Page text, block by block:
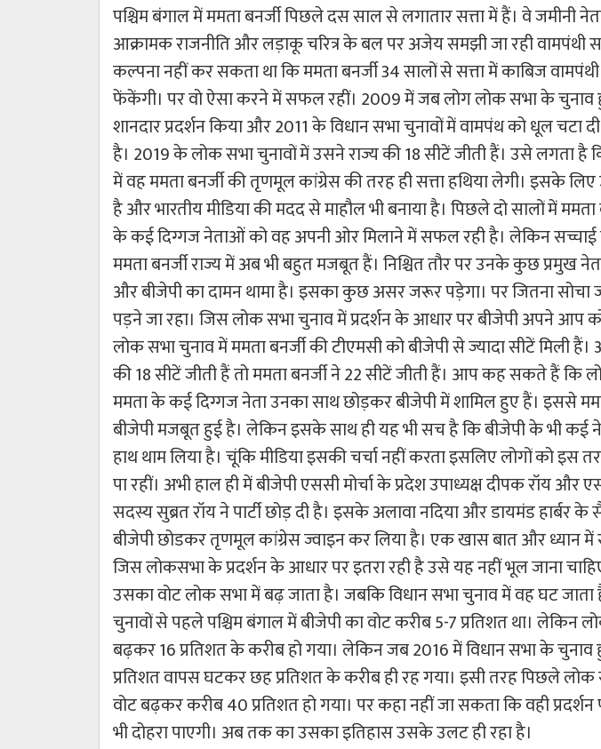
पश्चिम बंगाल में ममता बनर्जी पिछले दस साल से लगातार सत्ता में हैं। वे जमीनी
आक्रामक राजनीति और लड़ाकू चरित्र के बल पर अजेय समझी जा रही वामपंथी
कल्पना नहीं कर सकता था कि ममता बनर्जी 34 सालों से सत्ता में काबिज
फेंकेंगी। पर वो ऐसा करने में सफल रहीं। 2009 में जब लोग लोक सभा के चुनाव
शानदार प्रदर्शन किया और 2011 के विधान सभा चुनावों में वामपंथ को धूल चटा
है। 2019 के लोक सभा चुनावों में उसने राज्य की 18 सीटें जीती हैं। उसे लगता है
में वह ममता बनर्जी की तृणमूल कांग्रेस की तरह ही सत्ता हथिया लेगी। इसके
है और भारतीय मीडिया की मदद से माहौल भी बनाया है। पिछले दो सालों में ममता
के कई दिग्गज नेताओं को वह अपनी ओर मिलाने में सफल रही है। लेकिन सच्चाई
ममता बनर्जी राज्य में अब भी बहुत मजबूत हैं। निश्चित तौर पर उनके कुछ प्रमुख
और बीजेपी का दामन थामा है। इसका कुछ असर जरूर पड़ेगा। पर जितना सोचा
पड़ने जा रहा। जिस लोक सभा चुनाव में प्रदर्शन के आधार पर बीजेपी अपने आप
लोक सभा चुनाव में ममता बनर्जी की टीएमसी को बीजेपी से ज्यादा सीटें मिली
की 18 सीटें जीती हैं तो ममता बनर्जी ने 22 सीटें जीती हैं। आप कह सकते हैं कि
ममता के कई दिग्गज नेता उनका साथ छोड़कर बीजेपी में शामिल हुए हैं। इससे
बीजेपी मजबूत हुई है। लेकिन इसके साथ ही यह भी सच है कि बीजेपी के भी कई
हाथ थाम लिया है। चूंकि मीडिया इसकी चर्चा नहीं करता इसलिए लोगों को इस
पा रहीं। अभी हाल ही में बीजेपी एससी मोर्चा के प्रदेश उपाध्यक्ष दीपक रॉय और
सदस्य सुब्रत रॉय ने पार्टी छोड़ दी है। इसके अलावा नदिया और डायमंड हार्बर के
बीजेपी छोडकर तृणमूल कांग्रेस ज्वाइन कर लिया है। एक खास बात और ध्यान में
जिस लोकसभा के प्रदर्शन के आधार पर इतरा रही है उसे यह नहीं भूल जाना
उसका वोट लोक सभा में बढ़ जाता है। जबकि विधान सभा चुनाव में वह घट
चुनावों से पहले पश्चिम बंगाल में बीजेपी का वोट करीब 5-7 प्रतिशत था। लेकिन
बढ़कर 16 प्रतिशत के करीब हो गया। लेकिन जब 2016 में विधान सभा के चुनाव
प्रतिशत वापस घटकर छह प्रतिशत के करीब ही रह गया। इसी तरह पिछले लोक
वोट बढ़कर करीब 40 प्रतिशत हो गया। पर कहा नहीं जा सकता कि वही प्रदर्शन
भी दोहरा पाएगी। अब तक का उसका इतिहास उसके उलट ही रहा है।